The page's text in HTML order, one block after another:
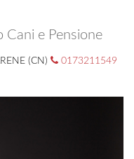
Cani e Pensione
(CN) 0173211549